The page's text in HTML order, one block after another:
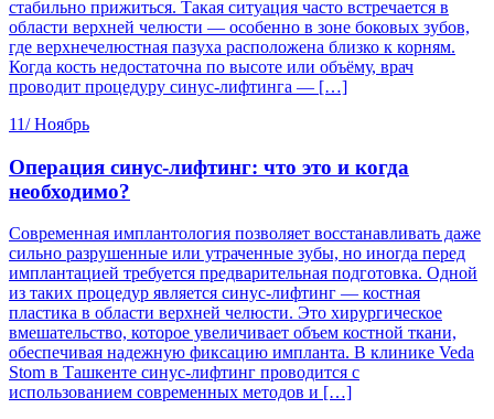
стабильно прижиться. Такая ситуация часто встречается в
области верхней челюсти — особенно в зоне боковых зубов,
где верхнечелюстная пазуха расположена близко к корням.
Когда кость недостаточна по высоте или объёму, врач
проводит процедуру синус-лифтинга — […]
11/ Ноябрь
Операция синус-лифтинг: что это и когда
необходимо?
Современная имплантология позволяет восстанавливать даже
сильно разрушенные или утраченные зубы, но иногда перед
имплантацией требуется предварительная подготовка. Одной
из таких процедур является синус-лифтинг — костная
пластика в области верхней челюсти. Это хирургическое
вмешательство, которое увеличивает объем костной ткани,
обеспечивая надежную фиксацию импланта. В клинике Veda
Stom в Ташкенте синус-лифтинг проводится с
использованием современных методов и […]